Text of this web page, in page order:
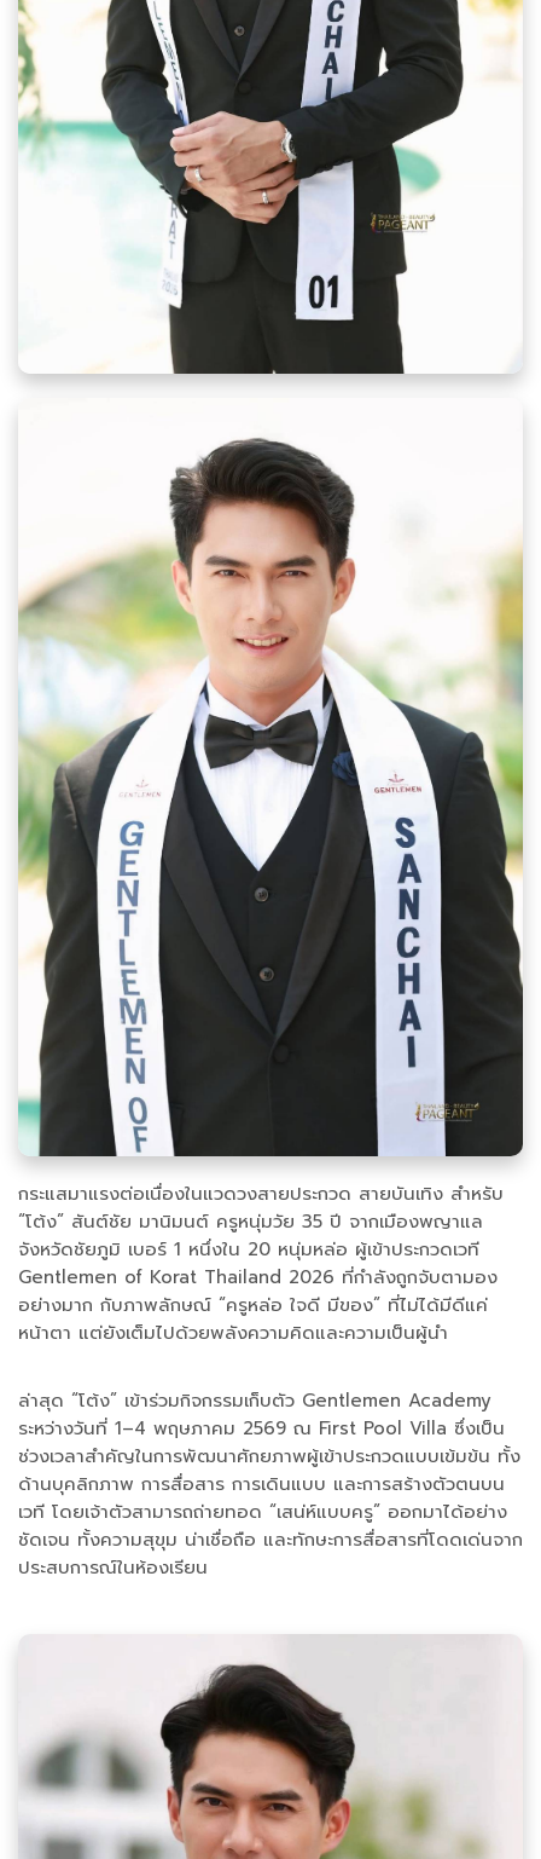
กระแสมาแรงต่อเนื่องในแวดวงสายประกวด สายบันเทิง สำหรับ
“โต้ง” สันต์ชัย มานิมนต์ ครูหนุ่มวัย 35 ปี จากเมืองพญาแล
จังหวัดชัยภูมิ เบอร์ 1 หนึ่งใน 20 หนุ่มหล่อ ผู้เข้าประกวดเวที
Gentlemen of Korat Thailand 2026 ที่กำลังถูกจับตามอง
อย่างมาก กับภาพลักษณ์ “ครูหล่อ ใจดี มีของ” ที่ไม่ได้มีดีแค่
หน้าตา แต่ยังเต็มไปด้วยพลังความคิดและความเป็นผู้นำ
ล่าสุด “โต้ง” เข้าร่วมกิจกรรมเก็บตัว Gentlemen Academy
ระหว่างวันที่ 1–4 พฤษภาคม 2569 ณ First Pool Villa ซึ่งเป็น
ช่วงเวลาสำคัญในการพัฒนาศักยภาพผู้เข้าประกวดแบบเข้มข้น ทั้ง
ด้านบุคลิกภาพ การสื่อสาร การเดินแบบ และการสร้างตัวตนบน
เวที โดยเจ้าตัวสามารถถ่ายทอด “เสน่ห์แบบครู” ออกมาได้อย่าง
ชัดเจน ทั้งความสุขุม น่าเชื่อถือ และทักษะการสื่อสารที่โดดเด่นจาก
ประสบการณ์ในห้องเรียน